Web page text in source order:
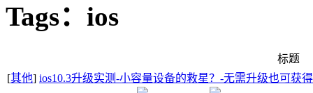
Tags：ios
标题
[其他] ios10.3升级实测-小容量设备的救星？-无需升级也可获